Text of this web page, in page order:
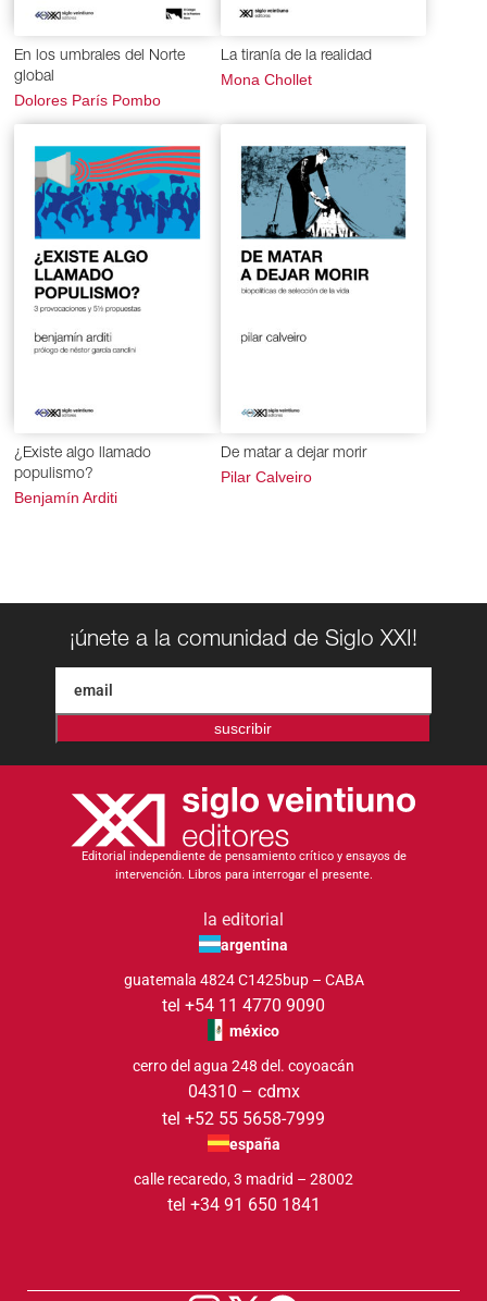
En los umbrales del Norte
global
Dolores París Pombo
La tiranía de la realidad
Mona Chollet
¿Existe algo llamado
populismo?
Benjamín Arditi
De matar a dejar morir
Pilar Calveiro
¡únete a la comunidad de Siglo XXI!
suscribir
Editorial independiente de pensamiento crítico y ensayos de
intervención. Libros para interrogar el presente.
la editorial
argentina
guatemala 4824 C1425bup – CABA
tel +54 11 4770 9090
méxico
cerro del agua 248 del. coyoacán
04310 – cdmx
tel +52 55 5658-7999
españa
calle recaredo, 3 madrid – 28002
tel +34 91 650 1841